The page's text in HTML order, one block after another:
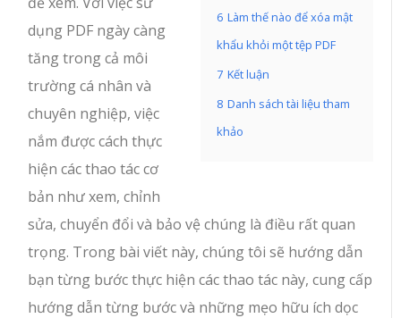
6 Làm thế nào để xóa mật
khẩu khỏi một tệp PDF
7 Kết luận
8 Danh sách tài liệu tham
khảo
dụng PDF ngày càng
tăng trong cả môi
trường cá nhân và
chuyên nghiệp, việc
nắm được cách thực
hiện các thao tác cơ
bản như xem, chỉnh
sửa, chuyển đổi và bảo vệ chúng là điều rất quan
trọng. Trong bài viết này, chúng tôi sẽ hướng dẫn
bạn từng bước thực hiện các thao tác này, cung cấp
hướng dẫn từng bước và những mẹo hữu ích dọc